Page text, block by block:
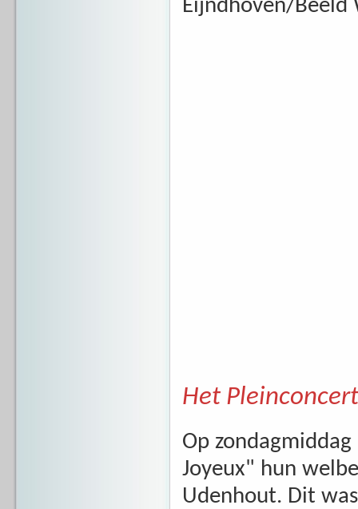
Eijndhoven/Beeld
Het
Op zondagmiddag
Joyeux" hun
Udenhout. Dit